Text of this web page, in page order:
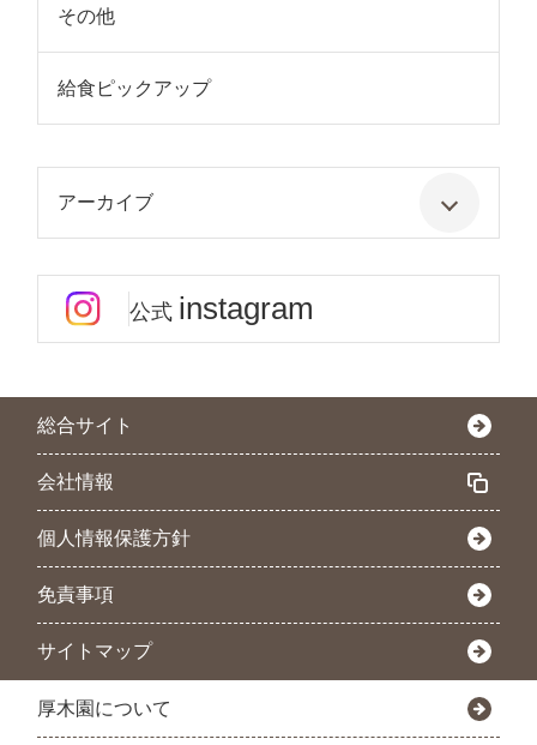
その他
給食ピックアップ
アーカイブ
公式 instagram
総合サイト
会社情報
個人情報保護方針
免責事項
サイトマップ
厚木園について